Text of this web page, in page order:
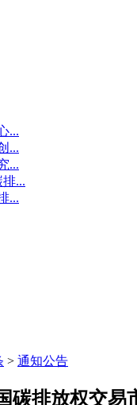
...
...
...
排...
...
> 通知公告
碳排放权交易